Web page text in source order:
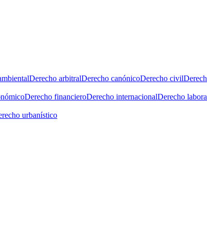
Derecho arbitralDerecho canónicoDerecho civil
Derecho financieroDerecho internacionalDerecho
urbanístico